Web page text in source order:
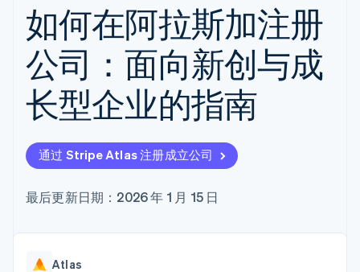
在线支付
Managed
Payments
备案商家解决
方案
Payment links
无代码支付
预构建支付界
面
Elements
灵活的 UI 组件
支付方式
125+
线下支付
经常性收入
Metronome
按用量计费
Subscriptions
订阅管理
Invoicing
一次性或定期
Tax
销售税和增值
税自动化
Revenue
Recognition
Stripe Sigma
Global
Payouts
向第三
方打款
Crypto
钱包、
按应用场景
智能体商务
加密货币
电子商务
嵌入式金融
财务自动化
全球化企业
交易市场
库与 SDK
Stripe Apps
指南
接受线上付款
实施预建结账流程
构建平台或交易市场
管理订阅
发行稳定币支持的支付卡
指南
支持
获取支持
管理支持方案
专业服务
公司
如何在阿拉斯加注册
公司：面向新创与成
长型企业的指南
通过 Stripe Atlas 注册成立公司
最后更新日期：2026 年 1 月 15 日
Atlas